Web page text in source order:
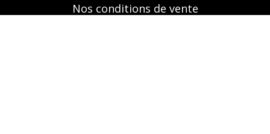
Nos conditions de vente